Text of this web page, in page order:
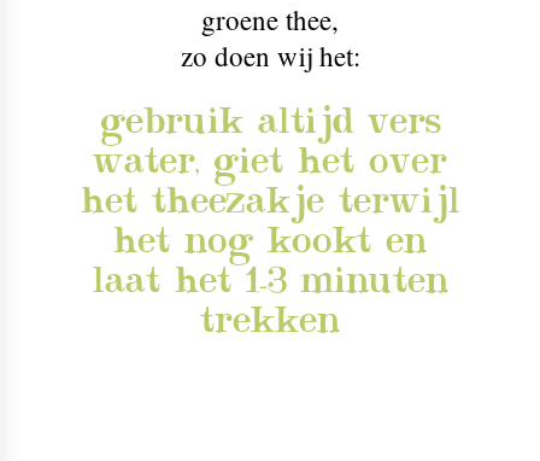
groene thee,
zo doen wij het:
gebruik altijd vers
water, giet het over
het theezakje terwijl
het nog kookt en
laat het 1-3 minuten
trekken